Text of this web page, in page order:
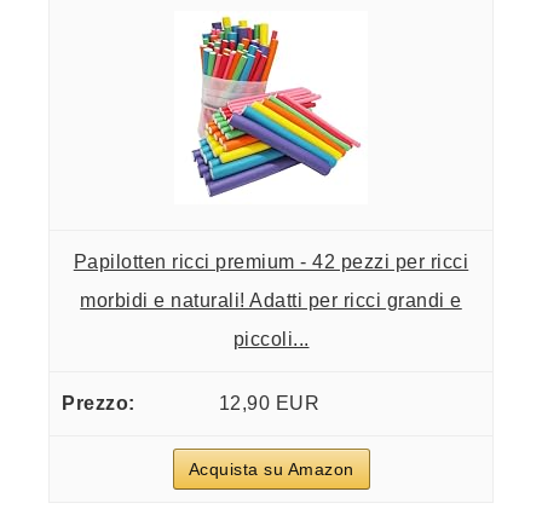
Papilotten ricci premium - 42 pezzi per ricci
morbidi e naturali! Adatti per ricci grandi e
piccoli...
12,90 EUR
Acquista su Amazon